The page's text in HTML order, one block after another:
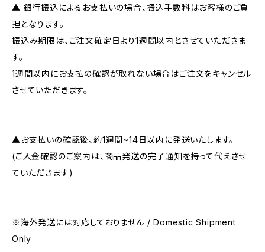
▲ 銀行振込によるお支払いの場合、振込手数料はお客様のご負
担となります。
振込み期限は、ご注文確定日より1週間以内とさせていただきま
す。
1週間以内にお支払の確認が取れない場合はご注文をキャンセル
させていただきます。
▲お支払いの確認後、約1週間~14日以内に発送いたします。
(ご入金確認のご案内は、商品発送の完了通知を持って代えさせ
ていただきます)
※海外発送には対応しておりません / Domestic Shipment
Only